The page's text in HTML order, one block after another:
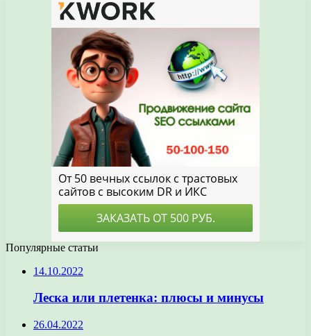
Популярные статьи
14.10.2022
Леска или плетенка: плюсы и минусы
26.04.2022